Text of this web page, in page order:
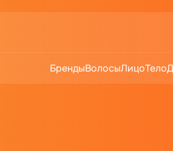
БрендыВолосыЛицоТело